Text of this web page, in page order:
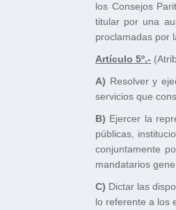
los Consejos
titular por una
proclamadas por
Artículo 5º.-
A) Resolver y
servicios que
B) Ejercer la
públicas,
conjuntamente
mandatarios
C) Dictar las
lo referente a los